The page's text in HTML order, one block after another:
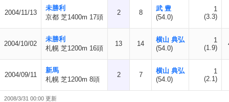
2004/11/13
未勝利
京都 芝1400m 17頭
2 8
武 豊
(54.0)
1
(3.3)
2004/10/02
未勝利
札幌 芝1200m 16頭
13 14
横山 典弘
(54.0)
1
(1.9)
2004/09/11
新馬
札幌 芝1200m 8頭
2 7
横山 典弘
(54.0)
1
(2.1)
2008/3/31 00:00 更新